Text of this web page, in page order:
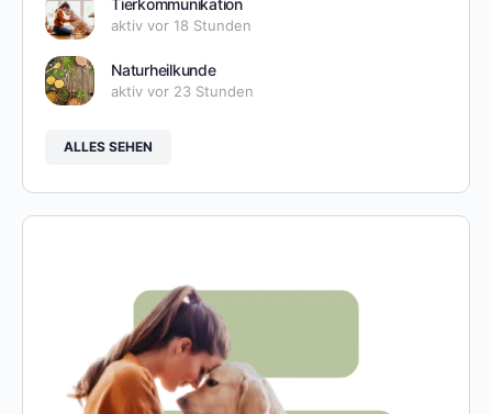
Tierkommunikation
aktiv vor 18 Stunden
Naturheilkunde
aktiv vor 23 Stunden
ALLES SEHEN